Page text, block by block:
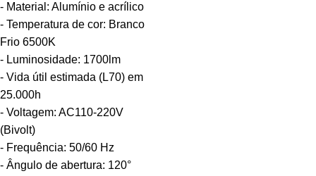
- Material: Alumínio e acrílico
- Temperatura de cor: Branco
Frio 6500K
- Luminosidade: 1700lm
- Vida útil estimada (L70) em
25.000h
- Voltagem: AC110-220V
(Bivolt)
- Frequência: 50/60 Hz
- Ângulo de abertura: 120°